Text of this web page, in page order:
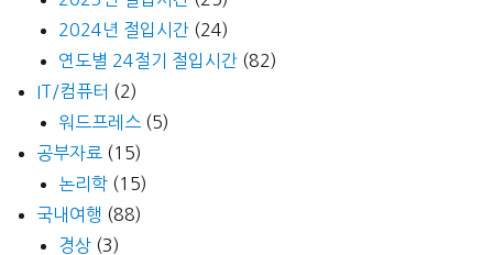
2024년 절입시간 (24)
연도별 24절기 절입시간 (82)
IT/컴퓨터 (2)
워드프레스 (5)
공부자료 (15)
논리학 (15)
국내여행 (88)
경상 (3)